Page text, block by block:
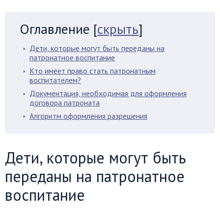
Оглавление [скрыть]
Дети, которые могут быть переданы на
патронатное воспитание
Кто имеет право стать патронатным
воспитателем?
Документация, необходимая для оформления
договора патроната
Алгоритм оформления разрешения
Дети, которые могут быть
переданы на патронатное
воспитание